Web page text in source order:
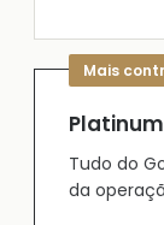
Platinum
Tudo do
da